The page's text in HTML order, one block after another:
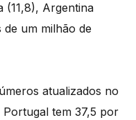
(11,8), Argentina
de um milhão de
atualizados no
tem 37,5 por